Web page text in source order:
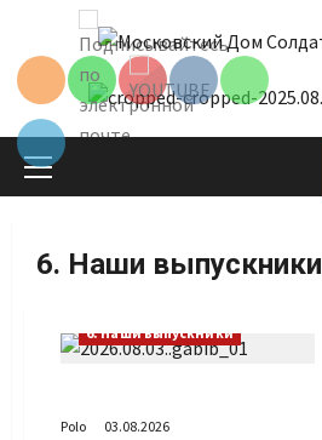
содержимому
Основное
6. Наши выпускники
6. Наши выпускники
Polo 03.08.2026
Channel ID